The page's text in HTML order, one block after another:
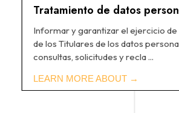
Tratamiento de datos
Informar y garantizar el ejercicio
de los Titulares de los datos
consultas, solicitudes y recla ...